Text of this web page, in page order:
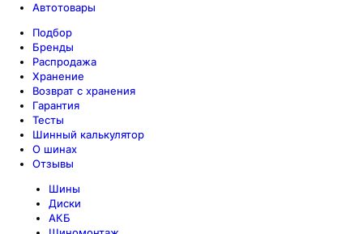
Автотовары
Подбор
Бренды
Распродажа
Хранение
Возврат с хранения
Гарантия
Тесты
Шинный калькулятор
О шинах
Отзывы
Шины
Диски
АКБ